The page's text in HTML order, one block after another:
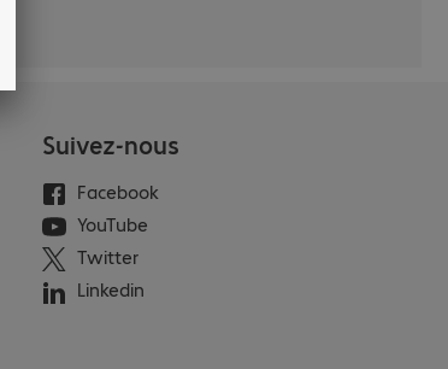
Suivez-nous
Facebook
YouTube
Twitter
Linkedin